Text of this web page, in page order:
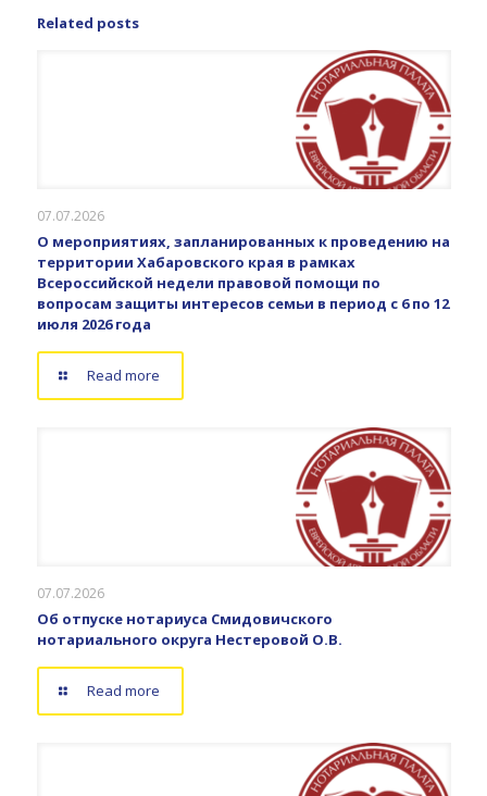
Related posts
07.07.2026
О мероприятиях, запланированных к проведению на
территории Хабаровского края в рамках
Всероссийской недели правовой помощи по
вопросам защиты интересов семьи в период с 6 по 12
июля 2026 года
Read more
07.07.2026
Об отпуске нотариуса Смидовичского
нотариального округа Нестеровой О.В.
Read more